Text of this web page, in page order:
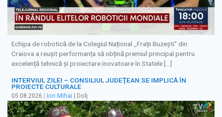
Echipa de robotică de la Colegiul Național ,,Frații Buzești” din
Craiova a reușit performanța să obțină premiul principal pentru
excelență tehnică și proiectare inovatoare în Statele […]
INTERVIUL ZILEI – CONSILIUL JUDEŢEAN SE IMPLICĂ ÎN
PROIECTE CULTURALE
05.08.2026 Ion Mihai | Dolj